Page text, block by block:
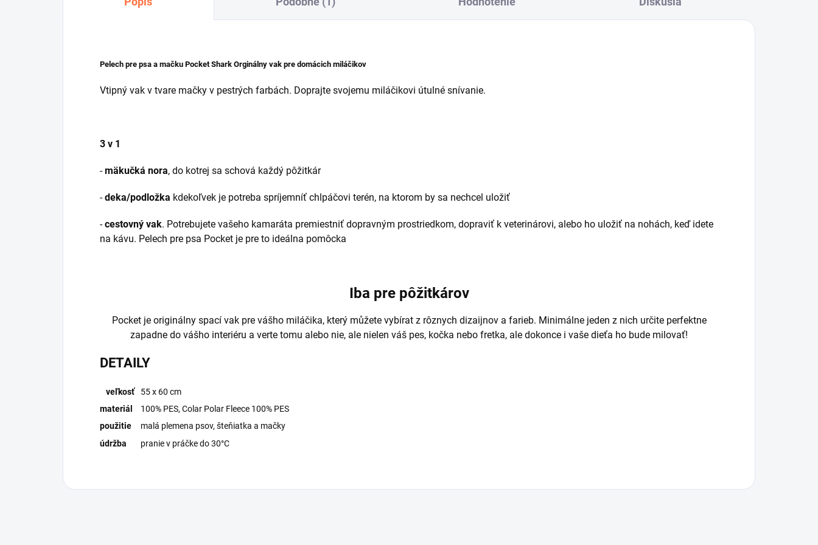
Pelech pre psa a mačku Pocket Shark Orginálny vak pre domácich miláčikov
Vtipný vak v tvare mačky v pestrých farbách. Doprajte svojemu miláčikovi útulné snívanie.
3 v 1
-mäkučká nora, do kotrej sa schová každý pôžitkár
-deka/podložka kdekoľvek je potreba spríjemníť chlpáčovi terén, na ktorom by sa nechcel uložiť
-cestovný vak. Potrebujete vašeho kamaráta premiestniť dopravným prostriedkom, dopraviť k veterinárovi, alebo ho uložiť na nohách, keď idete
na kávu. Pelech pre psa Pocket je pre to ideálna pomôcka
Iba pre pôžitkárov
Pocket je originálny spací vak pre vášho miláčika, který můžete vybírat z rôznych dizaijnov a farieb. Minimálne jeden z nich určite perfektne
zapadne do vášho interiéru a verte tomu alebo nie, ale nielen váš pes, kočka nebo fretka, ale dokonce i vaše dieťa ho bude milovať!
DETAILY
veľkosť
55 x 60 cm
materiál
100% PES, Colar Polar Fleece 100% PES
použitie
malá plemena psov, šteňiatka a mačky
údržba
pranie v práčke do 30°C